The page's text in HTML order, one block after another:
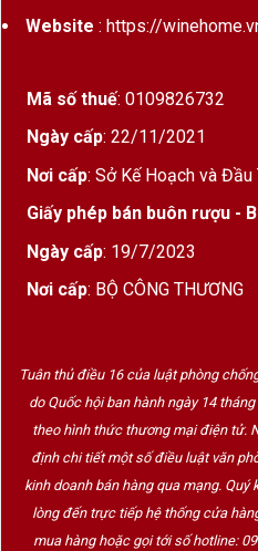
Website : https://
Mã số thuế: 0109826732
Ngày cấp: 22/11/2021
Nơi cấp: Sở Kế Hoạch và
Giấy phép bán buôn rượu -
Ngày cấp: 19/7/2023
Nơi cấp: BỘ CÔNG THƯƠNG
Tuân thủ điều 16 của luật phòng
do Quốc hội ban hành ngày 14
theo hình thức thương mại điện tử.
định chi tiết một số điều luật văn
kinh doanh bán hàng qua mạng.
lòng đến trực tiếp hệ thống cửa
mua hàng hoặc gọi tới số hotline: